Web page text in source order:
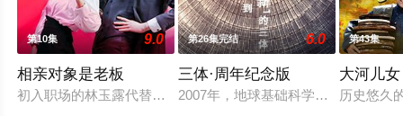
第10集 9.0
相亲对象是老板
初入职场的林玉露代替富二代闺蜜相亲，却不料相亲对象正式
第26集完结 6.0
三体·周年纪念版
2007年，地球基础科学出现了异常
第43集
大河儿女
历史悠久